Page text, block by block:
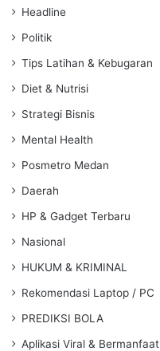
Headline
Politik
Tips Latihan & Kebugaran
Diet & Nutrisi
Strategi Bisnis
Mental Health
Posmetro Medan
Daerah
HP & Gadget Terbaru
Nasional
HUKUM & KRIMINAL
Rekomendasi Laptop / PC
PREDIKSI BOLA
Aplikasi Viral & Bermanfaat